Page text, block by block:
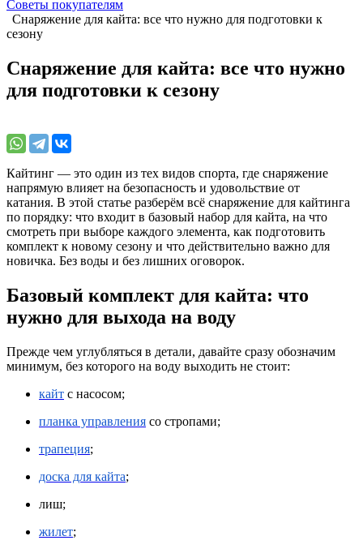
Советы покупателям
Снаряжение для кайта: все что нужно для подготовки к
сезону
Снаряжение для кайта: все что нужно
для подготовки к сезону
Кайтинг — это один из тех видов спорта, где снаряжение
напрямую влияет на безопасность и удовольствие от
катания. В этой статье разберём всё снаряжение для кайтинга
по порядку: что входит в базовый набор для кайта, на что
смотреть при выборе каждого элемента, как подготовить
комплект к новому сезону и что действительно важно для
новичка. Без воды и без лишних оговорок.
Базовый комплект для кайта: что
нужно для выхода на воду
Прежде чем углубляться в детали, давайте сразу обозначим
минимум, без которого на воду выходить не стоит:
кайт с насосом;
планка управления со стропами;
трапеция;
доска для кайта;
лиш;
жилет;